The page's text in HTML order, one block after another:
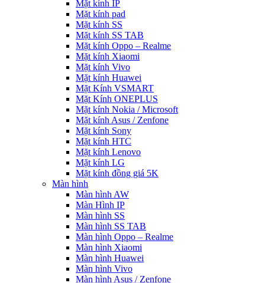
Mặt kính IP
Mặt kính pad
Mặt kính SS
Mặt kính SS TAB
Mặt kính Oppo – Realme
Mặt kính Xiaomi
Mặt kính Vivo
Mặt kính Huawei
Mặt Kính VSMART
Mặt Kính ONEPLUS
Mặt kính Nokia / Microsoft
Mặt kính Asus / Zenfone
Mặt kính Sony
Mặt kính HTC
Mặt kính Lenovo
Mặt kính LG
Mặt kính đồng giá 5K
Màn hình
Màn hình AW
Màn Hình IP
Màn hình SS
Màn hình SS TAB
Màn hình Oppo – Realme
Màn hình Xiaomi
Màn hình Huawei
Màn hình Vivo
Màn hình Asus / Zenfone